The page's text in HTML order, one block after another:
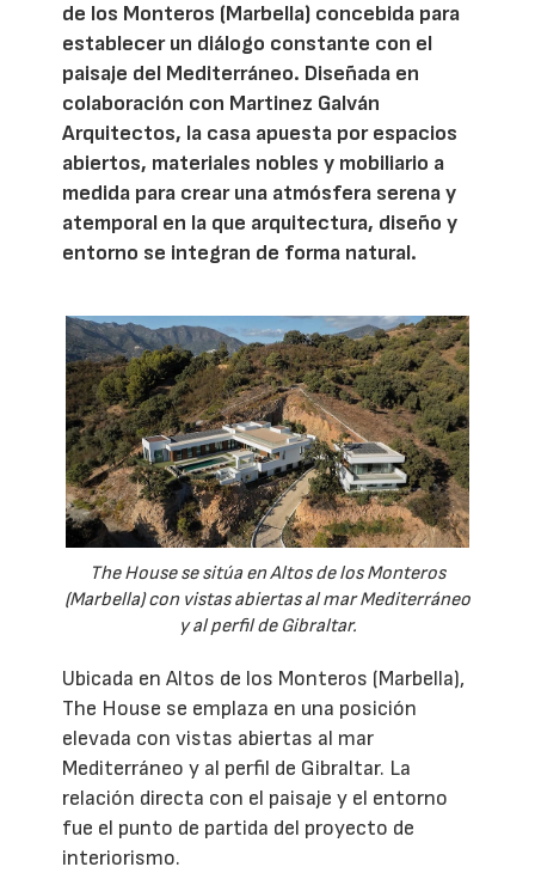
de los Monteros (Marbella) concebida para
establecer un diálogo constante con el
paisaje del Mediterráneo. Diseñada en
colaboración con Martinez Galván
Arquitectos, la casa apuesta por espacios
abiertos, materiales nobles y mobiliario a
medida para crear una atmósfera serena y
atemporal en la que arquitectura, diseño y
entorno se integran de forma natural.
The House se sitúa en Altos de los Monteros
(Marbella) con vistas abiertas al mar Mediterráneo
y al perfil de Gibraltar.
Ubicada en Altos de los Monteros (Marbella),
The House se emplaza en una posición
elevada con vistas abiertas al mar
Mediterráneo y al perfil de Gibraltar. La
relación directa con el paisaje y el entorno
fue el punto de partida del proyecto de
interiorismo.